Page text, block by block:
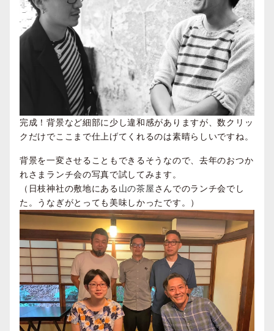
完成！背景など細部に少し違和感がありますが、数クリッ
クだけでここまで仕上げてくれるのは素晴らしいですね。
背景を一変させることもできるそうなので、去年のおつか
れさまランチ会の写真で試してみます。
（日枝神社の敷地にある山の茶屋さんでのランチ会でし
た。うなぎがとっても美味しかったです。）